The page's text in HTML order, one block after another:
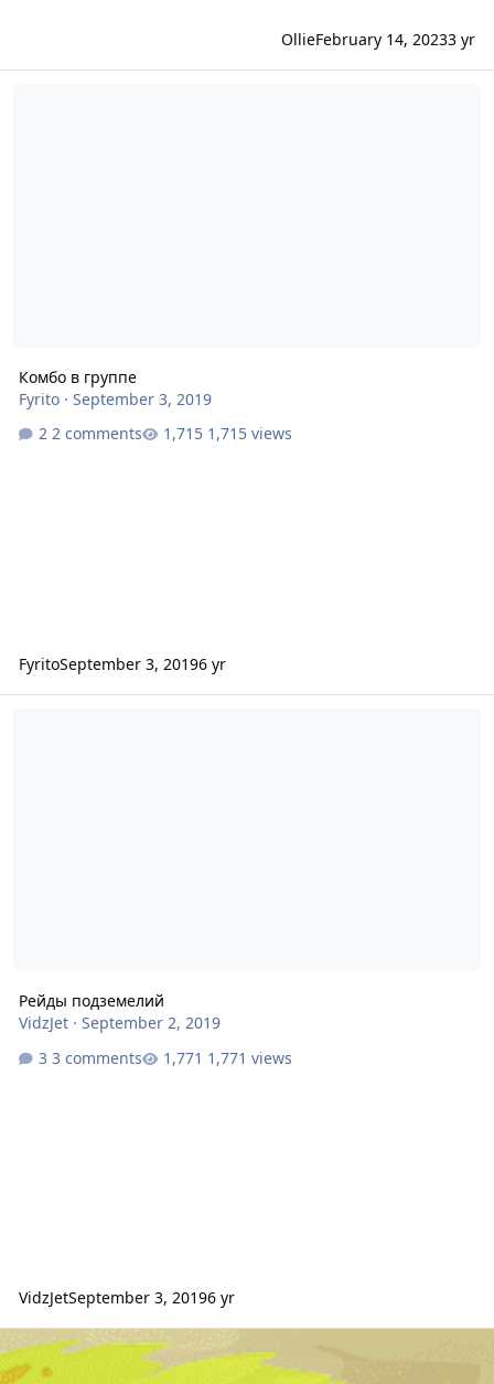
OllieFebruary 14, 20233 yr
Комбо в группе
Fyrito· September 3, 2019
2 comments
1,715 views
FyritoSeptember 3, 20196 yr
Рейды подземелий
VidzJet· September 2, 2019
3 comments
1,771 views
VidzJetSeptember 3, 20196 yr